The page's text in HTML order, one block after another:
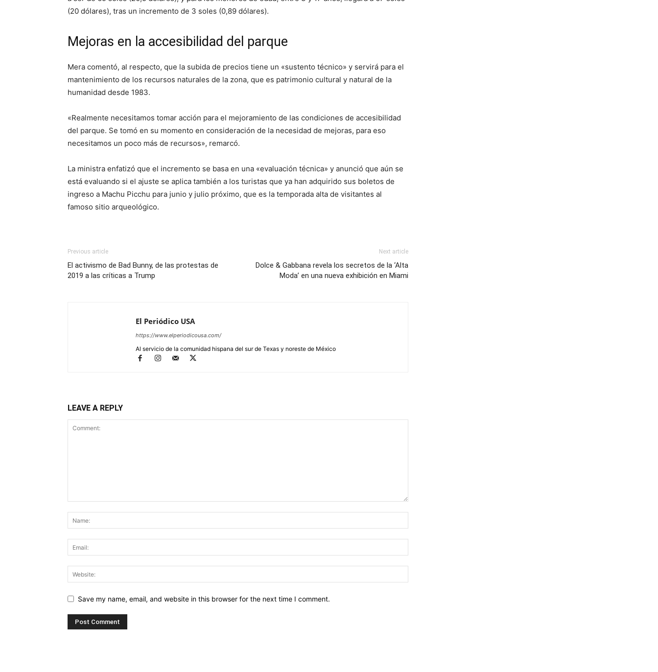
(20 dólares), tras un incremento de 3 soles (0,89 dólares).
Mejoras en la accesibilidad del parque
Mera comentó, al respecto, que la subida de precios tiene un «sustento técnico» y servirá para el
mantenimiento de los recursos naturales de la zona, que es patrimonio cultural y natural de la
humanidad desde 1983.
«Realmente necesitamos tomar acción para el mejoramiento de las condiciones de accesibilidad
del parque. Se tomó en su momento en consideración de la necesidad de mejoras, para eso
necesitamos un poco más de recursos», remarcó.
La ministra enfatizó que el incremento se basa en una «evaluación técnica» y anunció que aún se
está evaluando si el ajuste se aplica también a los turistas que ya han adquirido sus boletos de
ingreso a Machu Picchu para junio y julio próximo, que es la temporada alta de visitantes al
famoso sitio arqueológico.
Previous article
El activismo de Bad Bunny, de las protestas de
2019 a las críticas a Trump
Next article
Dolce & Gabbana revela los secretos de la ‘Alta
Moda’ en una nueva exhibición en Miami
El Periódico USA
https://www.elperiodicousa.com/
Al servicio de la comunidad hispana del sur de Texas y noreste de México
LEAVE A REPLY
Save my name, email, and website in this browser for the next time I comment.